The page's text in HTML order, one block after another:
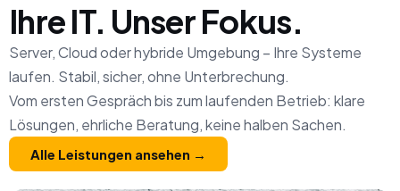
Ihre IT. Unser Fokus.
Server, Cloud oder hybride Umgebung – Ihre Systeme
laufen. Stabil, sicher, ohne Unterbrechung.
Vom ersten Gespräch bis zum laufenden Betrieb: klare
Lösungen, ehrliche Beratung, keine halben Sachen.
Alle Leistungen ansehen →